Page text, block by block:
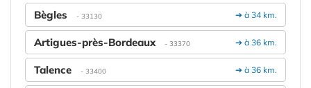
➔ à 34 km.
Bègles - 33130
➔ à 36 km.
Artigues-près-Bordeaux - 33370
➔ à 36 km.
Talence - 33400